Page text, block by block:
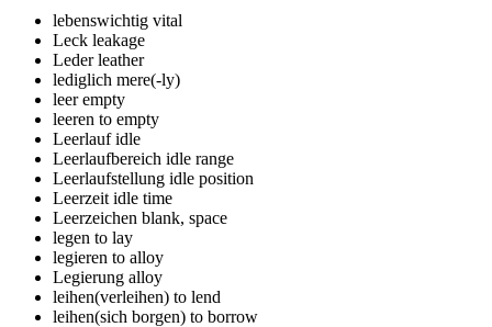
lebenswichtig vital
Leck leakage
Lederleather
lediglich mere(-ly)
leerempty
leeren to empty
Leerlaufidle
Leerlaufbereich idle range
Leerlaufstellung idle position
Leerzeit idle time
Leerzeichen blank, space
legen to lay
legieren to alloy
Legierung alloy
leihen(verleihen) to lend
leihen(sich borgen) to borrow